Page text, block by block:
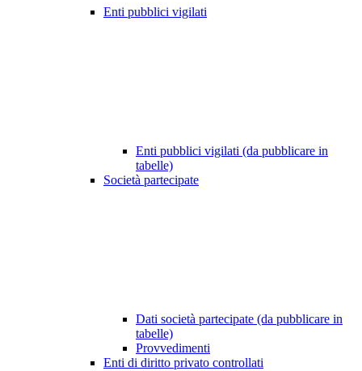
Enti pubblici vigilati
Enti pubblici vigilati (da pubblicare in
tabelle)
Società partecipate
Dati società partecipate (da pubblicare in
tabelle)
Provvedimenti
Enti di diritto privato controllati